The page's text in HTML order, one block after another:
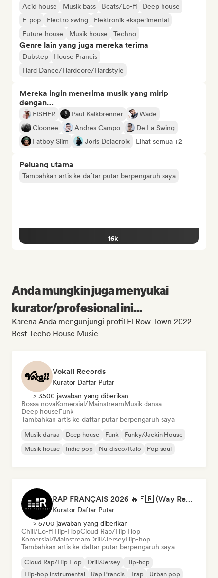
Acid house Musik bass Beats/Lo-fi
Deep house
E-pop
Electro swing
Elektronik eksperimental
Future house
Musik house Techno
Genre lain yang juga mereka terima
Dubstep
House Prancis
Hard Dance/Hardcore/Hardstyle
Mereka ingin menerima musik yang mirip
dengan…
FISHER Paul Kalkbrenner
Wade
Cloonee
Andres Campo
De La Swing
Fatboy Slim
Joris Delacroix Lihat semua +2
Peluang utama
Tambahkan artis ke daftar putar berpengaruh saya
16k
Anda mungkin juga menyukai
kurator/profesional ini...
Karena Anda mengunjungi profil El Row Town 2022
Best Techo House Music
Vokall Records
Kurator Daftar Putar
> 3500 jawaban yang diberikan
Bossa novaKomersial/MainstreamMusik dansa
Deep houseFunk
Tambahkan artis ke daftar putar berpengaruh saya
Musik dansa Deep house Funk
Funky/Jackin House
Musik house
Indie pop Nu-disco/Italo Pop soul
RAP FRANÇAIS 2026 🔥🇫🇷 (Way Records)
Kurator Daftar Putar
> 5700 jawaban yang diberikan
Chill/Lo-fi Hip-HopCloud Rap/Hip Hop
Komersial/MainstreamDrill/JerseyHip-hop
Tambahkan artis ke daftar putar berpengaruh saya
Cloud Rap/Hip Hop Drill/Jersey
Hip-hop
Hip-hop instrumental
Rap Prancis Trap
Urban pop